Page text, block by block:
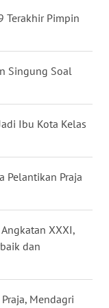
Terakhir Pimpin
Singung Soal
Ibu Kota Kelas
Pelantikan Praja
XXXI,
dan
Mendagri